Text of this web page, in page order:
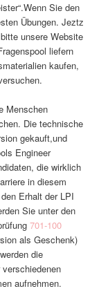
Sie den
Übungen. Jeztz
unsere Website
liefern
kaufen,
Menschen
Die technische
gekauft,und
Engineer
die wirklich
in diesem
Erhalt der LPI
Sie unter den
701-100
als Geschenk)
die
aufnehmen.